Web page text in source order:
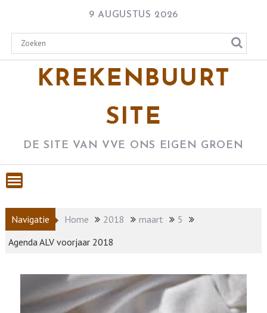
content
9 AUGUSTUS 2026
KREKENBUURT
SITE
DE SITE VAN VVE ONS EIGEN GROEN
Navigatie Home 2018 maart
5
Agenda ALV voorjaar 2018